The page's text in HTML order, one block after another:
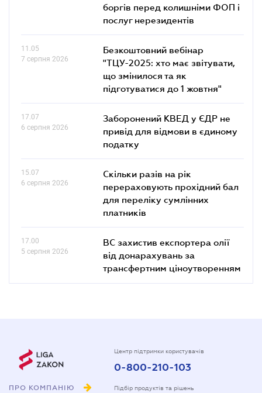
боргів перед колишніми ФОП і
послуг нерезидентів
11.05
7 серпня 2026
Безкоштовний вебінар
"ТЦУ-2025: хто має звітувати,
що змінилося та як
підготуватися до 1 жовтня"
17.07
6 серпня 2026
Заборонений КВЕД у ЄДР не
привід для відмови в єдиному
податку
15.07
6 серпня 2026
Скільки разів на рік
перераховують прохідний бал
для переліку сумлінних
платників
17.00
5 серпня 2026
ВС захистив експортера олії
від донарахувань за
трансфертним ціноутворенням
ПРО КОМПАНІЮ
Центр підтримки користувачів
0-800-210-103
Підбір продуктів та рішень